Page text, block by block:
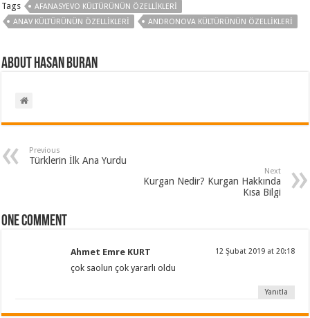
Tags
AFANASYEVO KÜLTÜRÜNÜN ÖZELLIKLERI
ANAV KÜLTÜRÜNÜN ÖZELLIKLERI
ANDRONOVA KÜLTÜRÜNÜN ÖZELLIKLERI
About Hasan BURAN
Previous
Türklerin İlk Ana Yurdu
Next
Kurgan Nedir? Kurgan Hakkında
Kısa Bilgi
One comment
Ahmet Emre KURT 12 Şubat 2019 at 20:18
çok saolun çok yararlı oldu
Yanıtla